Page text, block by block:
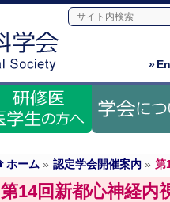
»
ホーム » 認定学会開催案内 » 第
第14回新都心神経内